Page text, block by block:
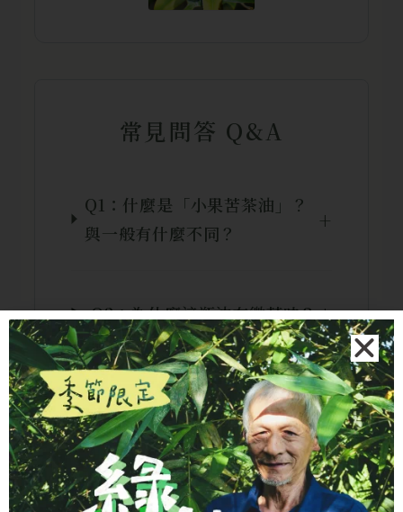
常見問答 Q&A
Q1：什麼是「小果苦茶油」？
與一般有什麼不同？
Q2：為什麼這瓶油有微苦味？
Q3：苦茶油要如何保存？